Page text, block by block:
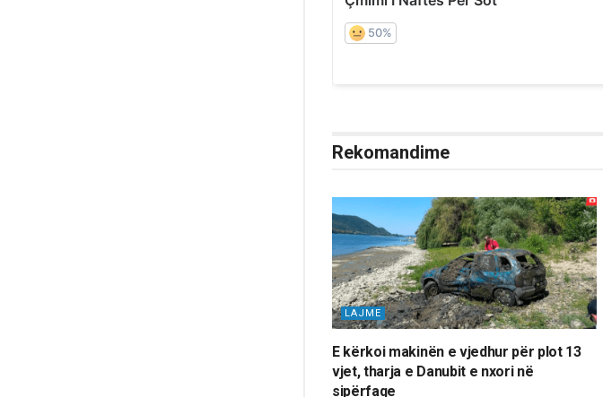
Rekomandime
LAJME
E kërkoi makinën e vjedhur për plot 13
vjet, tharja e Danubit e nxori në
sipërfaqe